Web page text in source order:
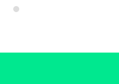
da história, as
ou obras de arte